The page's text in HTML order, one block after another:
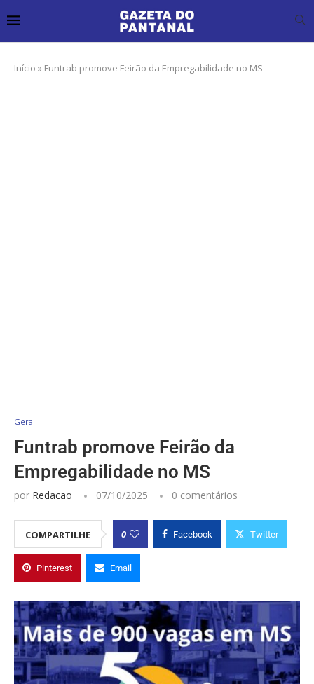
Início » Funtrab promove Feirão da Empregabilidade no MS
Geral
Funtrab promove Feirão da
Empregabilidade no MS
por Redacao 07/10/2025 0 comentários
COMPARTILHE 0 Facebook Twitter
Pinterest Email